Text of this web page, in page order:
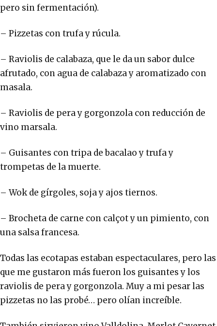
pero sin fermentación).
– Pizzetas con trufa y rúcula.
– Raviolis de calabaza, que le da un sabor dulce
afrutado, con agua de calabaza y aromatizado con
masala.
– Raviolis de pera y gorgonzola con reducción de
vino marsala.
– Guisantes con tripa de bacalao y trufa y
trompetas de la muerte.
– Wok de gírgoles, soja y ajos tiernos.
– Brocheta de carne con calçot y un pimiento, con
una salsa francesa.
Todas las ecotapas estaban espectaculares, pero las
que me gustaron más fueron los guisantes y los
raviolis de pera y gorgonzola. Muy a mi pesar las
pizzetas no las probé… pero olían increíble.